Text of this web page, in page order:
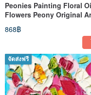
Peonies Painting Floral
Flowers Peony Original
cm * 18 cm)
868฿
จัดส่งฟรี